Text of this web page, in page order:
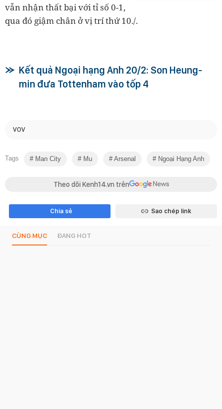
vẫn nhận thất bại với tỉ số 0-1,
qua đó giậm chân ở vị trí thứ 10./.
Kết quả Ngoại hạng Anh 20/2: Son Heung-
min đưa Tottenham vào tốp 4
VOV
Tags Man City Mu Arsenal Ngoại Hạng Anh
Theo dõi Kenh14.vn trên
Chia sẻ Sao chép link
CÙNG MỤC ĐANG HOT